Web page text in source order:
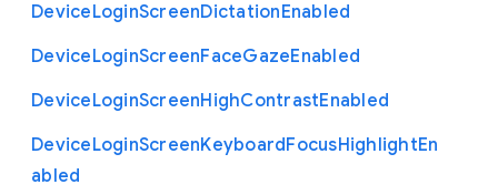
DeviceLoginScreenDictationEnabled
DeviceLoginScreenFaceGazeEnabled
DeviceLoginScreenHighContrastEnabled
DeviceLoginScreenKeyboardFocusHighlightEn
abled